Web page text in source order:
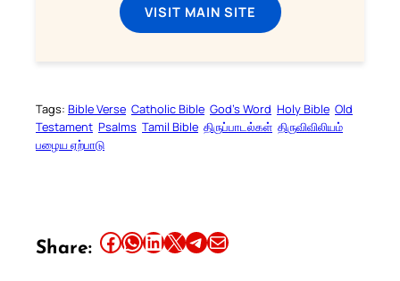
VISIT MAIN SITE
Tags: Bible Verse Catholic Bible God’s Word Holy Bible Old
Testament Psalms Tamil Bible திருப்பாடல்கள் திருவிவிலியம்
பழைய ஏற்பாடு
Share: Share this article on Facebook Share this article on WhatsApp Share this article on LinkedIn Share this article on X Share this article on TelegramEmail this Article